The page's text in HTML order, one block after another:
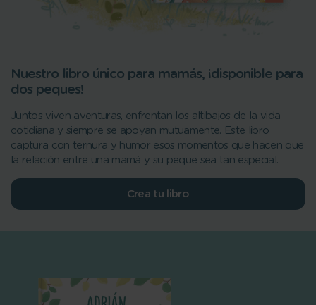
Nuestro libro único para mamás, ¡disponible para
dos peques!
Juntos viven aventuras, enfrentan los altibajos de la vida
cotidiana y siempre se apoyan mutuamente. Este libro
captura con ternura y humor esos momentos que hacen que
la relación entre una mamá y su peque sea tan especial.
Crea tu libro